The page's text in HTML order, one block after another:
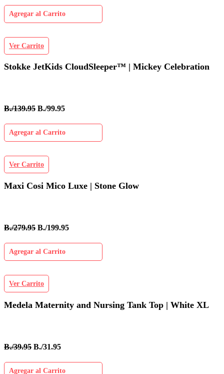
Agregar al Carrito
Ver Carrito
Stokke JetKids CloudSleeper™ | Mickey Celebration
B./139.95 B./99.95
Agregar al Carrito
Ver Carrito
Maxi Cosi Mico Luxe | Stone Glow
B./279.95 B./199.95
Agregar al Carrito
Ver Carrito
Medela Maternity and Nursing Tank Top | White XL
B./39.95 B./31.95
Agregar al Carrito